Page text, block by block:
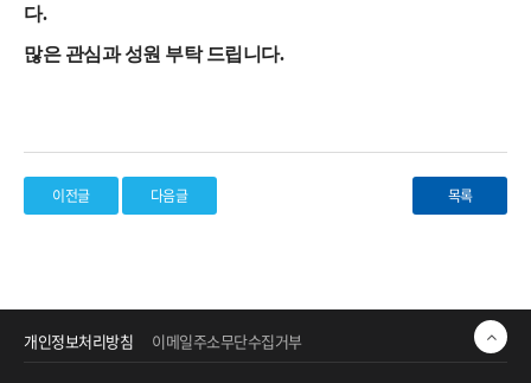
다.
많은 관심과 성원 부탁 드립니다.
이전글 다음글 목록
개인정보처리방침 이메일주소무단수집거부